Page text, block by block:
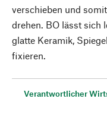
verschieben und
drehen. BO lässt sich
glatte Keramik,
fixieren.
Verantwortlicher